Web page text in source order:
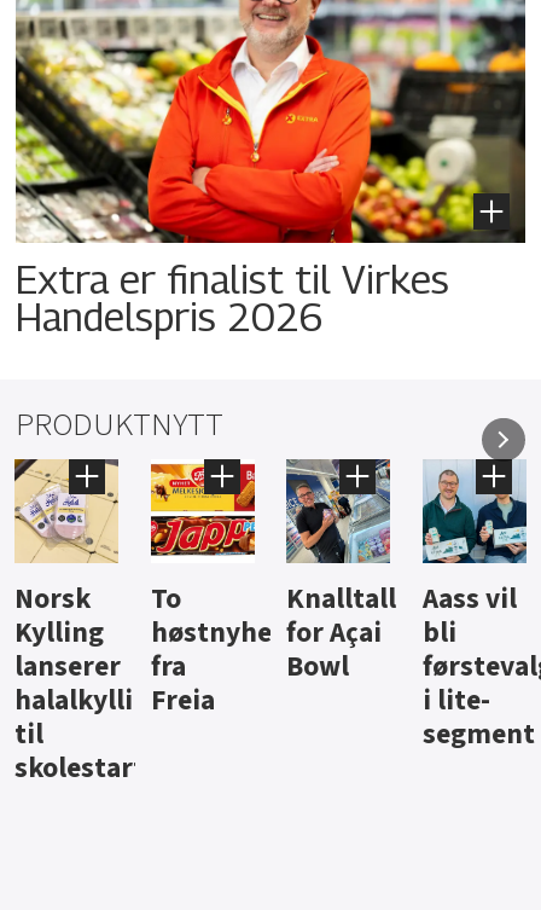
Extra er finalist til Virkes
Handelspris 2026
PRODUKTNYTT
Knalltall
for Açai
Bowl
Aass vil
bli
førstevalg
i lite-
Brus og
jus fra
Berentsen
Hard
iste fra
Hansa